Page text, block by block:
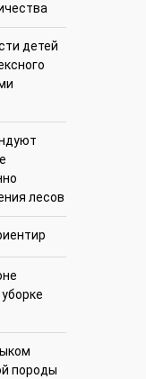
детей
лесов
породы